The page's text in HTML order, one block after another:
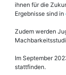
ihnen für die
Ergebnisse sind in
Zudem werden
Im September
stattfinden.